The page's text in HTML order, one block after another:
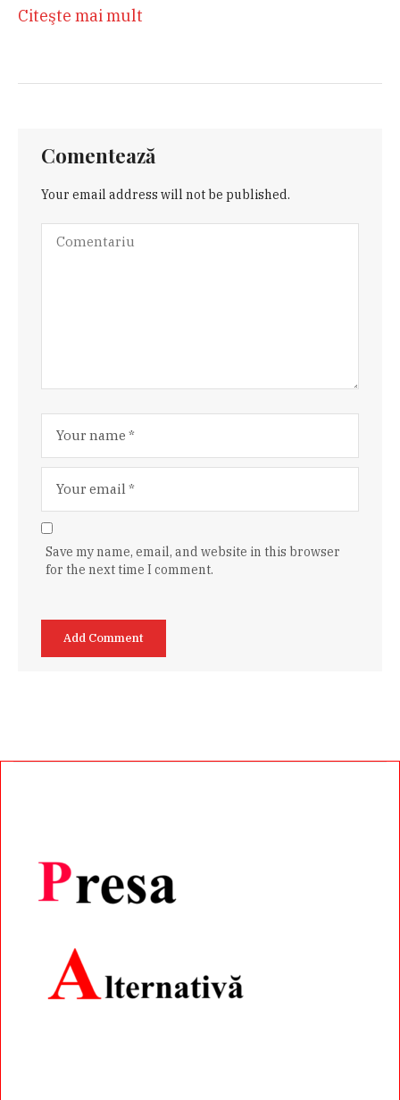
Citeşte mai mult
Comentează
Your email address will not be published.
Save my name, email, and website in this browser
for the next time I comment.